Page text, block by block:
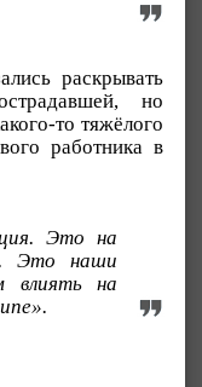
раскрывать
но
то тяжёлого
работника в
Это на
Это наши
влиять на